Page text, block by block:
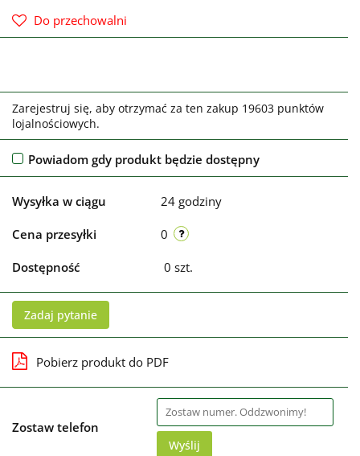
Do przechowalni
Zarejestruj się, aby otrzymać za ten zakup 19603 punktów
lojalnościowych.
Powiadom gdy produkt będzie dostępny
Wysyłka w ciągu 24 godziny
Cena przesyłki 0
Dostępność 0 szt.
Zadaj pytanie
Pobierz produkt do PDF
Zostaw telefon
Wyślij